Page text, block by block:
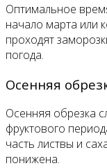
Оптимальное
начало марта или
проходят
погода.
Осенняя
Осенняя обрезка
фруктового
часть листвы и
понижена.